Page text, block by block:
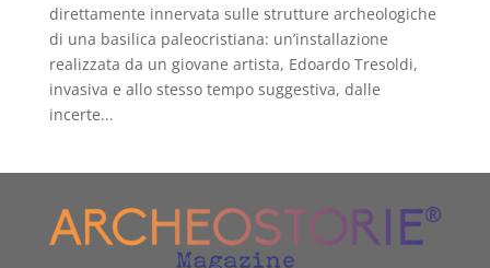
direttamente innervata sulle strutture archeologiche
di una basilica paleocristiana: un’installazione
realizzata da un giovane artista, Edoardo Tresoldi,
invasiva e allo stesso tempo suggestiva, dalle
incerte...